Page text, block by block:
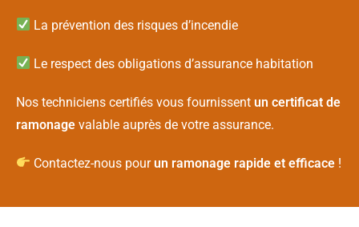
La prévention des risques d’incendie
Le respect des obligations d’assurance habitation
Nos techniciens certifiés vous fournissent un certificat de
ramonage valable auprès de votre assurance.
Contactez-nous pourun ramonage rapide et efficace !